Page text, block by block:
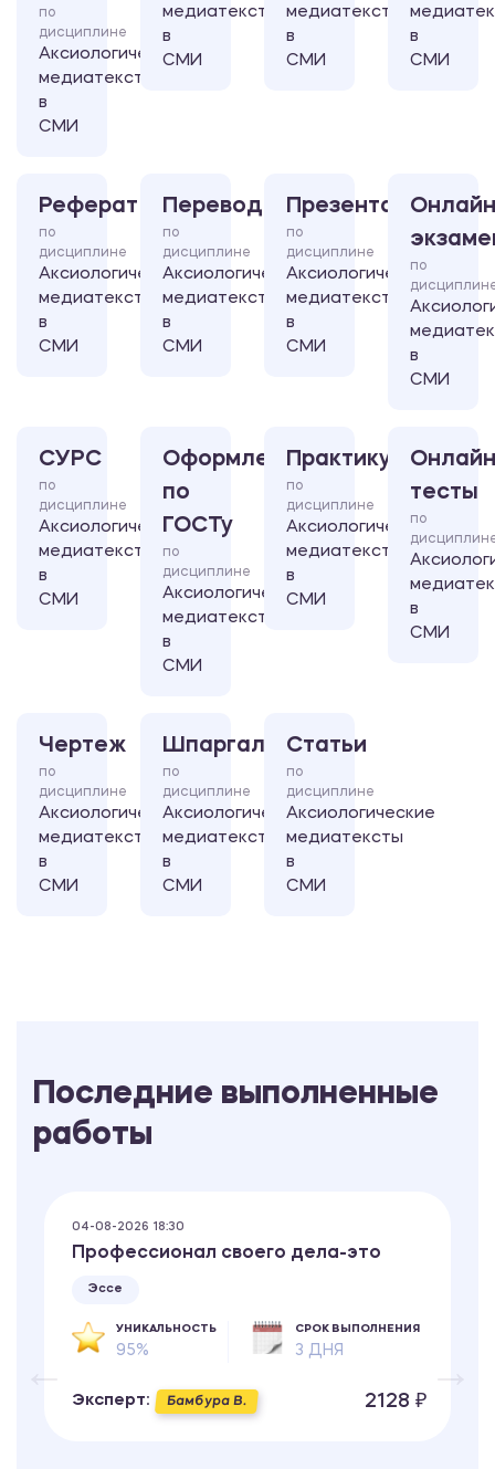
по
дисциплине
Аксиологические
медиатексты
в
СМИ
медиатексты
в
СМИ
медиатексты
в
СМИ
в
СМИ
Реферат
по
дисциплине
Аксиологические
медиатексты
в
СМИ
Перевод
по
дисциплине
Аксиологические
медиатексты
в
СМИ
Презентация
по
дисциплине
Аксиологические
медиатексты
в
СМИ
по
в
СМИ
СУРС
по
дисциплине
Аксиологические
медиатексты
в
СМИ
Оформление
по
ГОСТу
по
дисциплине
Аксиологические
медиатексты
в
СМИ
Практикум
по
дисциплине
Аксиологические
медиатексты
в
СМИ
тесты
по
в
СМИ
Чертеж
по
дисциплине
Аксиологические
медиатексты
в
СМИ
Шпаргалка
по
дисциплине
Аксиологические
медиатексты
в
СМИ
Статьи
по
дисциплине
Аксиологические
медиатексты
в
СМИ
Последние выполненные
работы
04-08-2026 18:30
Профессионал своего дела-это
Эссе
УНИКАЛЬНОСТЬ
95%
СРОК ВЫПОЛНЕНИЯ
3 ДНЯ
Эксперт: Бамбура В. 2128 ₽